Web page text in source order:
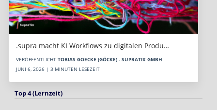
.supra macht KI Workflows zu digitalen Produ…
VERÖFFENTLICHT TOBIAS GOECKE (GÖCKE) - SUPRATIX GMBH
JUNI 6, 2026 | 3 MINUTEN LESEZEIT
Top 4 (Lernzeit)